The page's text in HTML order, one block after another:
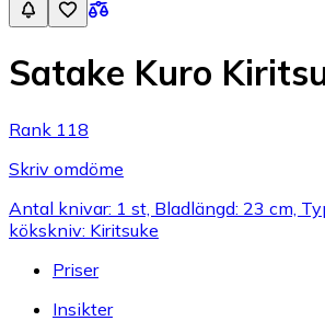
Satake Kuro
Rank 118
Skriv omdöme
Antal knivar: 1 st, Bladlängd: 23 cm,
kökskniv: Kiritsuke
Priser
Insikter